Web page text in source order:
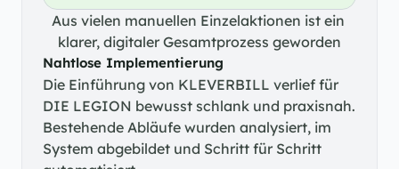
Aus vielen manuellen Einzelaktionen ist ein
klarer, digitaler Gesamtprozess geworden
Nahtlose Implementierung
Die Einführung von KLEVERBILL verlief für
DIE LEGION bewusst schlank und praxisnah.
Bestehende Abläufe wurden analysiert, im
System abgebildet und Schritt für Schritt